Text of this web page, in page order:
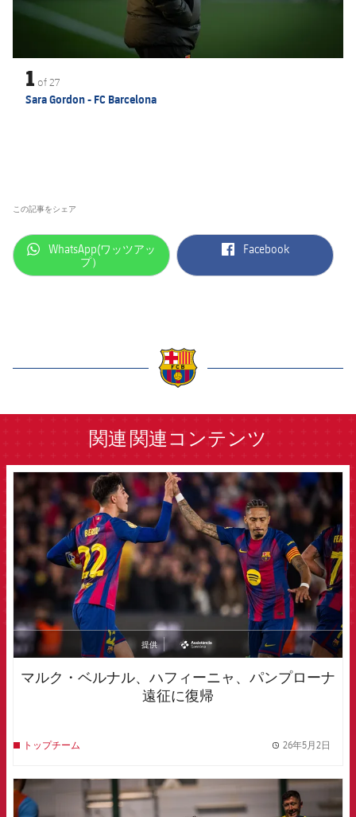
1 of 27
Sara Gordon - FC Barcelona
この記事をシェア
label.aria.whatsapp
WhatsApp(ワッツアッ
プ）
label.aria.facebook
Facebook
関連 関連コンテンツ
FCB Barcelona badge
提供
asistencia
マルク・ベルナル、ハフィーニャ、パンプローナ
遠征に復帰
トップチーム 26年5月2日
FCB Barcelona badge